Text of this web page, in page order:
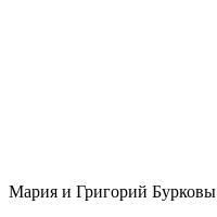
Мария и Григорий Бурковы